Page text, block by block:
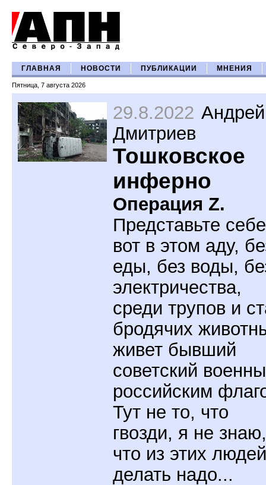
ГЛАВНАЯ НОВОСТИ ПУБЛИКАЦИИ МНЕНИЯ
Пятница, 7 августа 2026
29.8.2022 Андрей
Дмитриев
Тошковское
инферно
Операция Z.
Представьте
вот в этом аду,
еды, без воды,
электричества,
среди трупов и
бродячих
живет бывший
советский
российским
Тут не то, что
гвозди, я не знаю,
что из этих людей
делать надо...